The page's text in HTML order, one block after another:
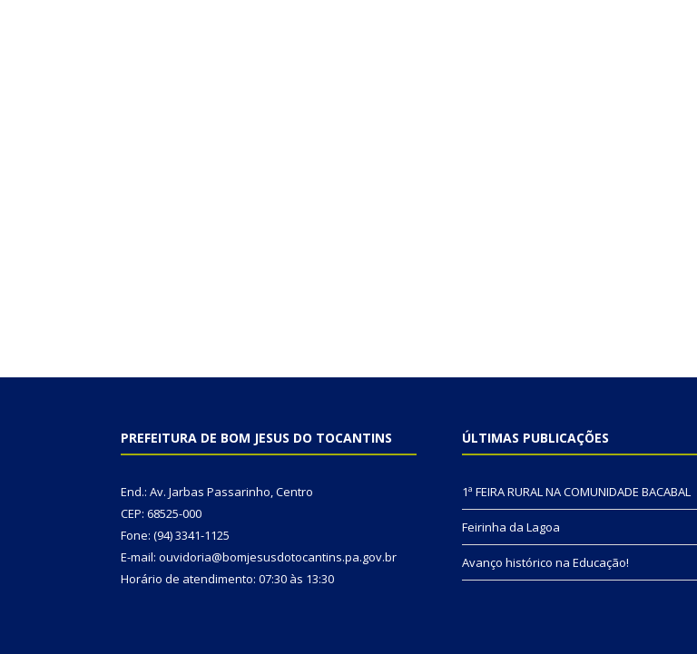
PREFEITURA DE BOM JESUS DO TOCANTINS
End.: Av. Jarbas Passarinho, Centro
CEP: 68525-000
Fone: (94) 3341-1125
E-mail: ouvidoria@bomjesusdotocantins.pa.gov.br
Horário de atendimento: 07:30 às 13:30
ÚLTIMAS PUBLICAÇÕES
1ª FEIRA RURAL NA COMUNIDADE BACABAL
Feirinha da Lagoa
Avanço histórico na Educação!